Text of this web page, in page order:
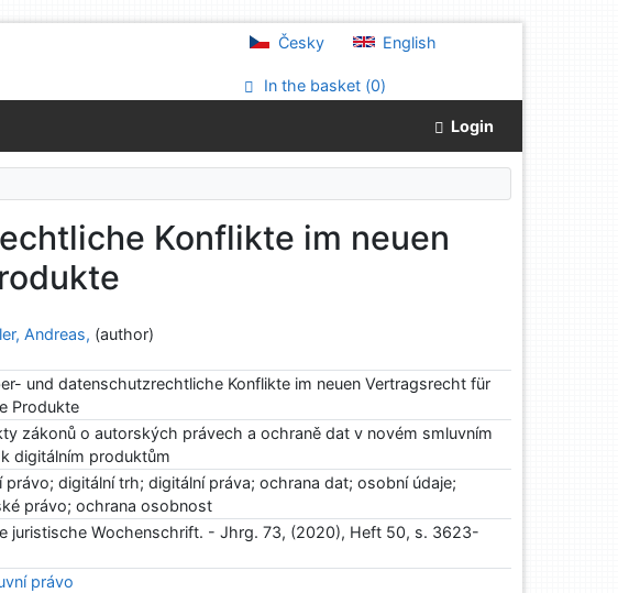
Česky English
In the basket (0)
Login
Konflikte im neuen
Andreas, (author)
und datenschutzrechtliche Konflikte im neuen Vertragsrecht für
Produkte
zákonů o autorských právech a ochraně dat v novém smluvním
digitálním produktům
právo; digitální trh; digitální práva; ochrana dat; osobní údaje;
právo; ochrana osobnost
juristische Wochenschrift. - Jhrg. 73, (2020), Heft 50, s. 3623-
právo